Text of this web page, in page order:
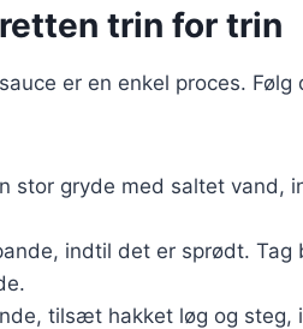
trin for trin
er en enkel proces.
stor gryde med saltet vand,
indtil det er sprødt.
tilsæt hakket løg og